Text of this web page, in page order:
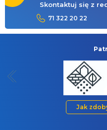
Skontaktuj się z
71 322 20 22
Jak